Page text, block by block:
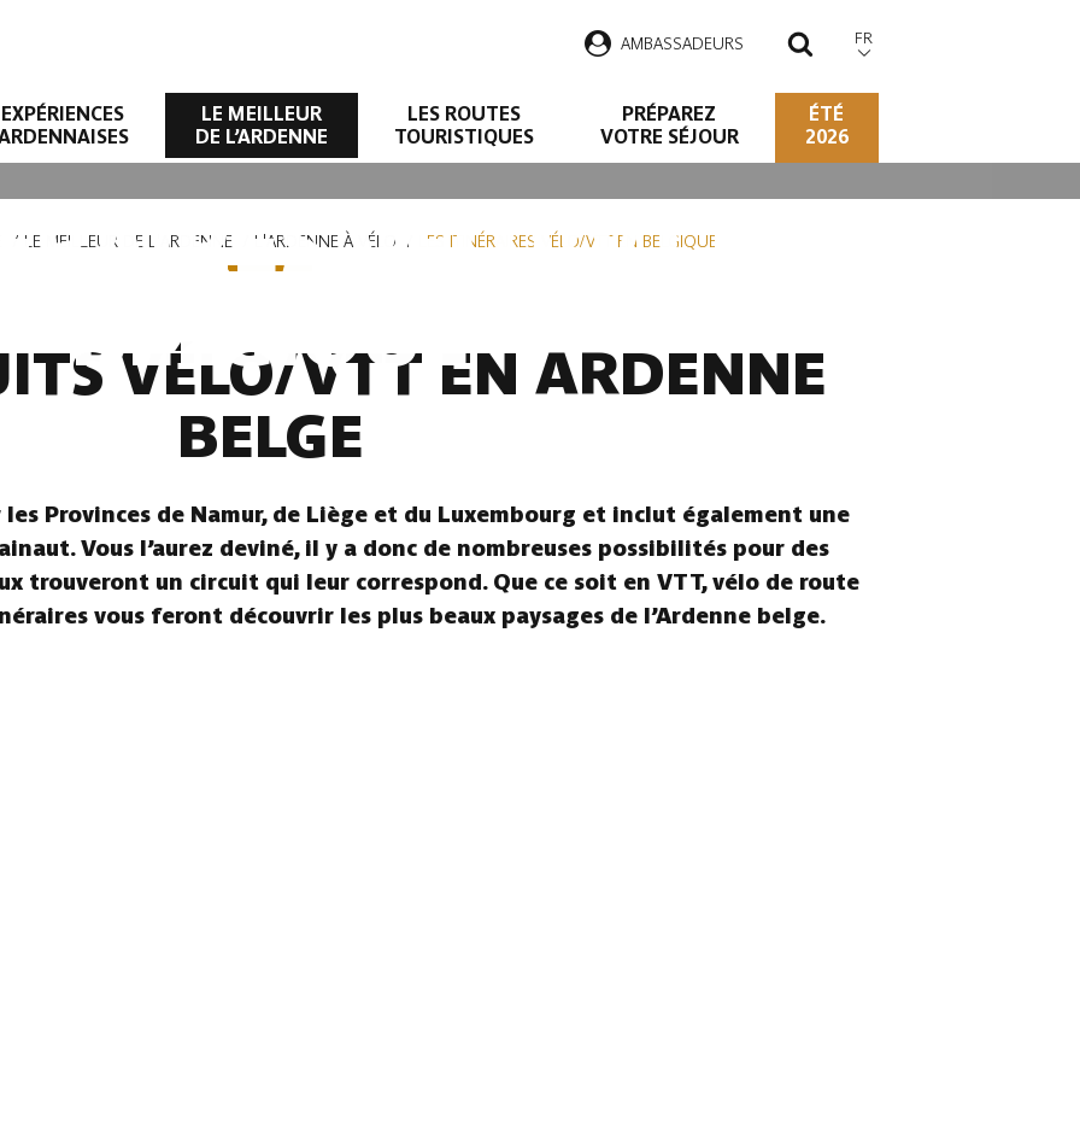
AMBASSADEURS RECHERCHER
FR
EXPÉRIENCES
LE MEILLEUR
DE L’ARDENNE
LES ROUTES
TOURISTIQUES
PRÉPAREZ
VOTRE SÉJOUR
ÉTÉ
2026
VÉLO/VTT EN
BELGIQUE
LE MEILLEUR DE L'ARDENNE L'ARDENNE À VÉLO LES ITINÉRAIRES VÉLO/VTT EN BELGIQUE
VÉLO/VTT EN ARDENNE
BELGE
les Provinces de Namur, de Liège et du Luxembourg et inclut également une
Vous l’aurez deviné, il y a donc de nombreuses possibilités pour des
trouveront un circuit qui leur correspond. Que ce soit en VTT, vélo de route
vous feront découvrir les plus beaux paysages de l’Ardenne belge.